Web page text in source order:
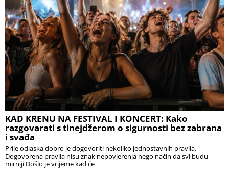
KAD KRENU NA FESTIVAL I KONCERT: Kako
razgovarati s tinejdžerom o sigurnosti bez zabrana
i svađa
Prije odlaska dobro je dogovoriti nekoliko jednostavnih pravila.
Dogovorena pravila nisu znak nepovjerenja nego način da svi budu
mirniji Došlo je vrijeme kad će